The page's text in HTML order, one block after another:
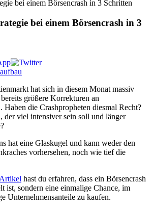
bei einem Börsencrash in 3
hat sich in diesem Monat massiv
größere Korrekturen an
Haben die Crashpropheten diesmal Recht?
der viel intensiver sein soll und länger
hat eine Glaskugel und kann weder den
vorhersehen, noch wie tief die
hast du erfahren, dass ein Börsencrash
ist, sondern eine einmalige Chance, im
Unternehmensanteile zu kaufen.